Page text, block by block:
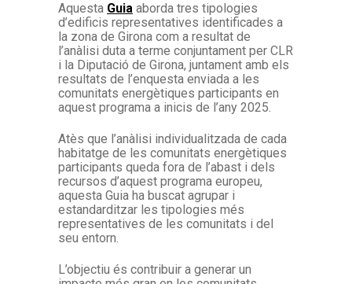
Aquesta Guia aborda tres tipologies
d’edificis representatives identificades a
la zona de Girona com a resultat de
l’anàlisi duta a terme conjuntament per CLR
i la Diputació de Girona, juntament amb els
resultats de l’enquesta enviada a les
comunitats energètiques participants en
aquest programa a inicis de l’any 2025.
Atès que l’anàlisi individualitzada de cada
habitatge de les comunitats energètiques
participants queda fora de l’abast i dels
recursos d’aquest programa europeu,
aquesta Guia ha buscat agrupar i
estandarditzar les tipologies més
representatives de les comunitats i del
seu entorn.
L’objectiu és contribuir a generar un